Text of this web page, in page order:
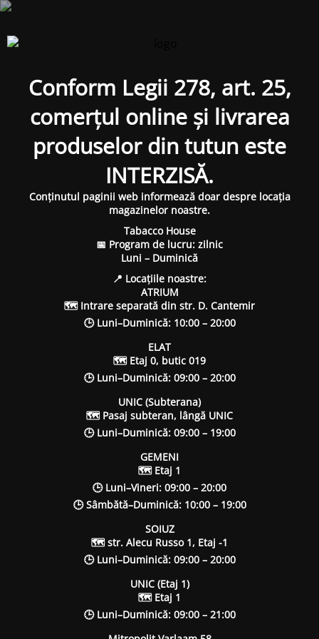
Conform Legii 278, art. 25,
comerțul online și livrarea
produselor din tutun este
INTERZISĂ.
Conținutul paginii web informează doar despre locația
magazinelor noastre.
Tabacco House
📅 Program de lucru: zilnic
Luni – Duminică
📍 Locațiile noastre:
ATRIUM
🗺 Intrare separată din str. D. Cantemir
🕒 Luni–Duminică: 10:00 – 20:00
ELAT
🗺 Etaj 0, butic 019
🕒 Luni–Duminică: 09:00 – 20:00
UNIC (Subterana)
🗺 Pasaj subteran, lângă UNIC
🕒 Luni–Duminică: 09:00 – 19:00
GEMENI
🗺 Etaj 1
🕒 Luni–Vineri: 09:00 – 20:00
🕒 Sâmbătă–Duminică: 10:00 – 19:00
SOIUZ
🗺 str. Alecu Russo 1, Etaj -1
🕒 Luni–Duminică: 09:00 – 20:00
UNIC (Etaj 1)
🗺 Etaj 1
🕒 Luni–Duminică: 09:00 – 21:00